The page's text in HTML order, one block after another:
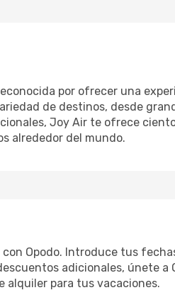
por ofrecer una
de destinos, desde
Joy Air te ofrece
alrededor del mundo.
Opodo. Introduce tus
adicionales, únete a
alquiler para tus vacaciones.